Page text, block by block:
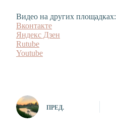
Видео на других площадках:
Вконтакте
Яндекс Дзен
Rutube
Youtubе
ПРЕД.